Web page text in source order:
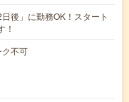
後」に勤務OK！スタート
！
不可